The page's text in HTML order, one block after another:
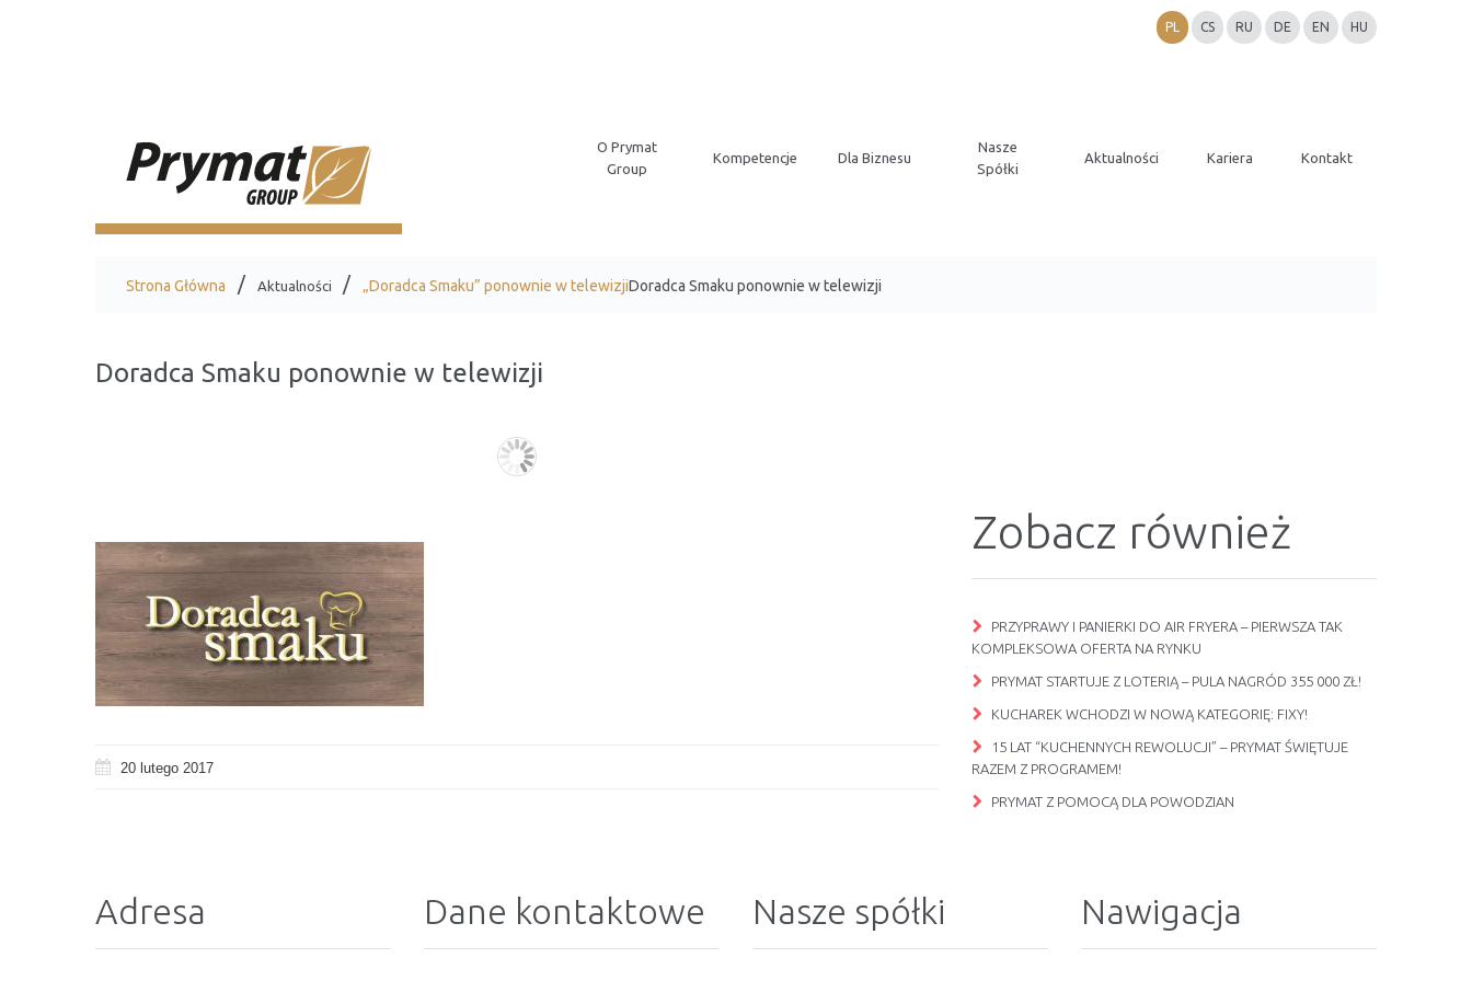
PL CS RU DE EN HU
O Prymat
Group
Kompetencje Dla Biznesu
Nasze
Spółki
Aktualności Kariera Kontakt
Strona Główna Aktualności „Doradca Smaku” ponownie w telewizjiDoradca Smaku ponownie w telewizji
Doradca Smaku ponownie w telewizji
20 lutego 2017
Zobacz również
PRZYPRAWY I PANIERKI DO AIR FRYERA – PIERWSZA TAK
KOMPLEKSOWA OFERTA NA RYNKU
PRYMAT STARTUJE Z LOTERIĄ – PULA NAGRÓD 355 000 ZŁ!
KUCHAREK WCHODZI W NOWĄ KATEGORIĘ: FIXY!
15 LAT “KUCHENNYCH REWOLUCJI” – PRYMAT ŚWIĘTUJE
RAZEM Z PROGRAMEM!
PRYMAT Z POMOCĄ DLA POWODZIAN
Adresa Dane kontaktowe Nasze spółki Nawigacja